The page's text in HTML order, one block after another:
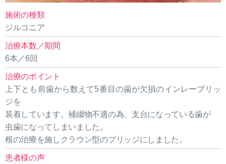
施術の種類
ジルコニア
治療本数／期間
6本／6回
治療のポイント
上下とも前歯から数えて5番目の歯が欠損のインレーブリッ
ジを
装着しています。補綴物不適の為、支台になっている歯が
虫歯になってしまいました。
根の治療を施しクラウン型のブリッジにしました。
患者様の声